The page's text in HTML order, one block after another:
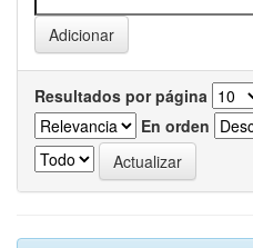
Resultados por página
En orden